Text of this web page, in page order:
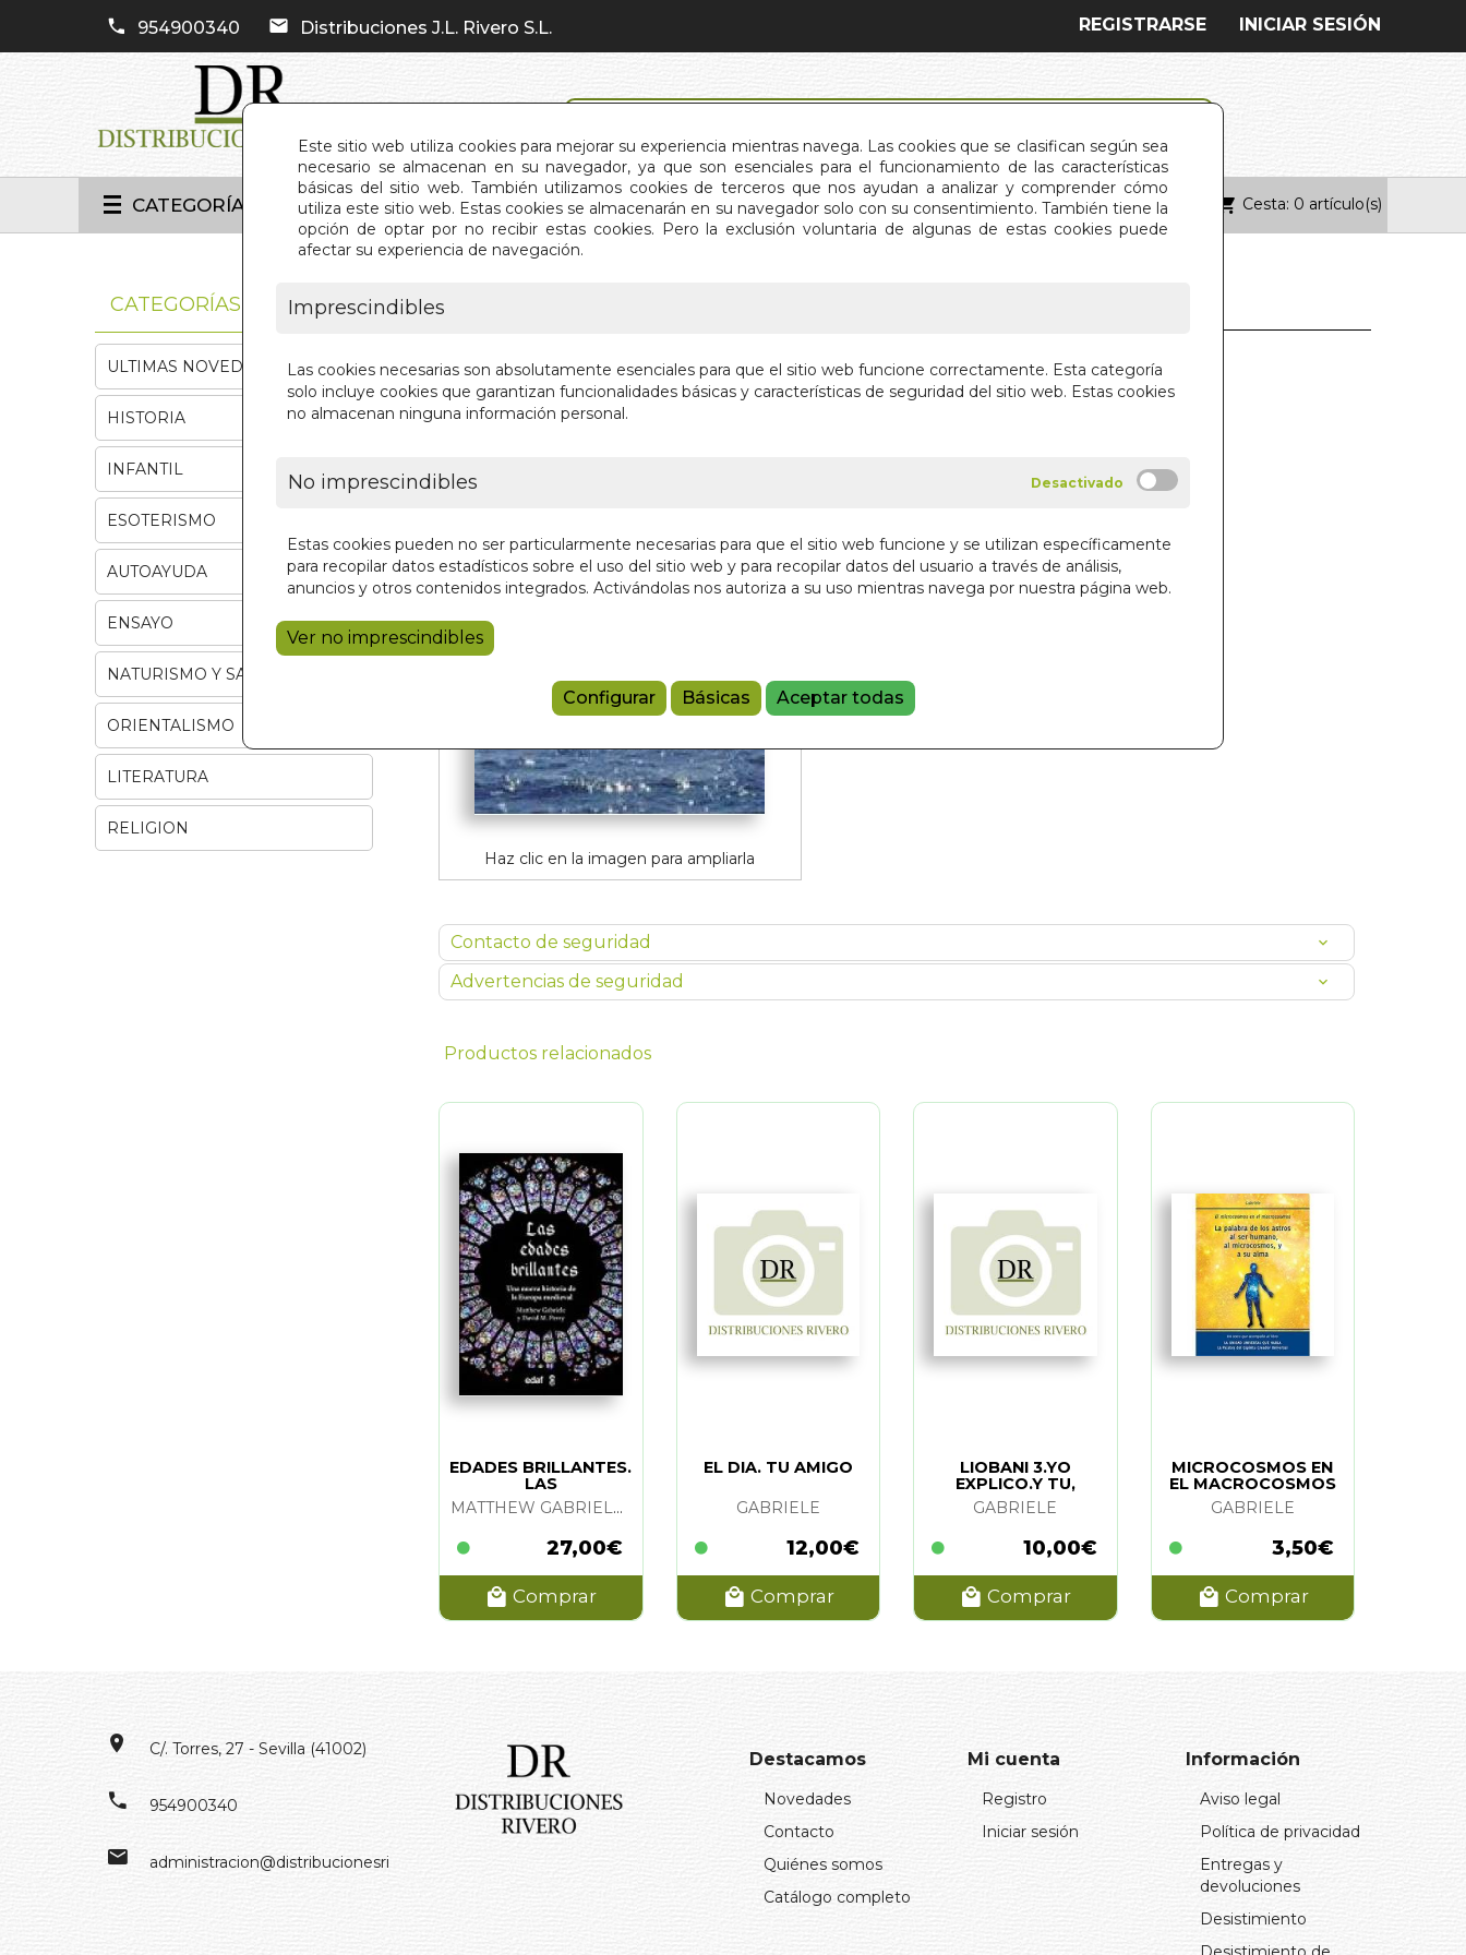
Este sitio web utiliza cookies para mejorar su experiencia mientras navega. Las cookies que se clasifican según sea
necesario se almacenan en su navegador, ya que son esenciales para el funcionamiento de las características
básicas del sitio web. También utilizamos cookies de terceros que nos ayudan a analizar y comprender cómo
utiliza este sitio web. Estas cookies se almacenarán en su navegador solo con su consentimiento. También tiene la
opción de optar por no recibir estas cookies. Pero la exclusión voluntaria de algunas de estas cookies puede
afectar su experiencia de navegación.
Imprescindibles
Las cookies necesarias son absolutamente esenciales para que el sitio web funcione correctamente. Esta categoría
solo incluye cookies que garantizan funcionalidades básicas y características de seguridad del sitio web. Estas cookies
no almacenan ninguna información personal.
No imprescindibles
Estas cookies pueden no ser particularmente necesarias para que el sitio web funcione y se utilizan específicamente
para recopilar datos estadísticos sobre el uso del sitio web y para recopilar datos del usuario a través de análisis,
anuncios y otros contenidos integrados. Activándolas nos autoriza a su uso mientras navega por nuestra página web.
Ver no imprescindibles
Configurar Básicas Aceptar todas
954900340 Distribuciones J.L. Rivero S.L. INICIAR SESIÓN
REGISTRARSE
CATEGORÍAS INICIO QUIÉNES SOMOS CONTACTO Cesta: 0 artículo(s)
Haz clic en la imagen para ampliarla
ESPIRITU LIBRE.DIOS EN
NOSOTROS
10,50 €
Añadir a la cesta
Contacto de seguridad
Advertencias de seguridad
Productos relacionados
EDADES BRILLANTES.
LAS
MATTHEW GABRIELE Y DAVID M. PERRY
27,00€
Comprar
EL DIA. TU AMIGO
GABRIELE
12,00€
Comprar
LIOBANI 3.YO
EXPLICO.Y TU,
¿PARTICIPAS?
GABRIELE
10,00€
Comprar
MICROCOSMOS EN
EL MACROCOSMOS
GABRIELE
3,50€
Comprar
CATEGORÍAS
ULTIMAS NOVEDADES
HISTORIA
INFANTIL
ESOTERISMO
AUTOAYUDA
ENSAYO
NATURISMO Y SALUD
ORIENTALISMO
LITERATURA
RELIGION
C/. Torres, 27 - Sevilla (41002)
954900340
administracion@distribucionesrivero.es
Destacamos
Novedades
Contacto
Quiénes somos
Catálogo completo
Mi cuenta
Registro
Iniciar sesión
Información
Aviso legal
Política de privacidad
Entregas y
devoluciones
Desistimiento